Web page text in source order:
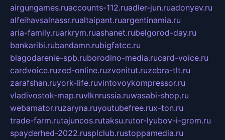
airgungames.ruaccounts-112.ruadler-jun.ruadonyev.ru
alfeihavsalnassr.rualtaipant.ruargentinamia.ru
aria-family.ruarkrym.ruashanet.rubelgorod-day.ru
bankaribi.rubandamn.rubigfatcc.ru
blagodarenie-spb.ruborodino-media.rucard-voice.ru
cardvoice.ruzed-online.ruzvonitut.ruzebra-tlt.ru
zarafshan.ruyork-life.ruvintovoykompressor.ru
vladivostok-map.ruvlknrussia.ruwasabi-shop.ru
webamator.ruzaryna.ruyoutubefree.rux-ton.ru
trade-farm.rutajuncos.rutaksu.rutor-lyubov-i-grom.ru
spayderhed-2022.rusplclub.rustoppamedia.ru